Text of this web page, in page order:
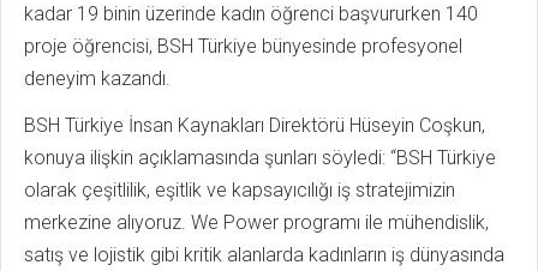
kadar 19 binin üzerinde kadın öğrenci başvururken 140
proje öğrencisi, BSH Türkiye bünyesinde profesyonel
deneyim kazandı.
BSH Türkiye İnsan Kaynakları Direktörü Hüseyin Coşkun,
konuya ilişkin açıklamasında şunları söyledi: “BSH Türkiye
olarak çeşitlilik, eşitlik ve kapsayıcılığı iş stratejimizin
merkezine alıyoruz. We Power programı ile mühendislik,
satış ve lojistik gibi kritik alanlarda kadınların iş dünyasında